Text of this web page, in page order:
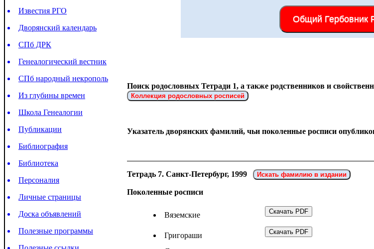
Известия РГО
Дворянский календарь
СПб ДРК
Генеалогический вестник
СПб народный некрополь
Из глубины времен
Школа Генеалогии
Публикации
Библиография
Библиотека
Персоналия
Личные страницы
Доска объявлений
Полезные программы
Общий Гербовник
Поиск родословных Тетради 1, а также родственников и
Коллекция родословных росписей
Указатель дворянских фамилий, чьи поколенные росписи
Тетрадь 7. Санкт-Петербург, 1999 Искать фамилию в издании
Поколенные росписи
Вяземские
Григораши